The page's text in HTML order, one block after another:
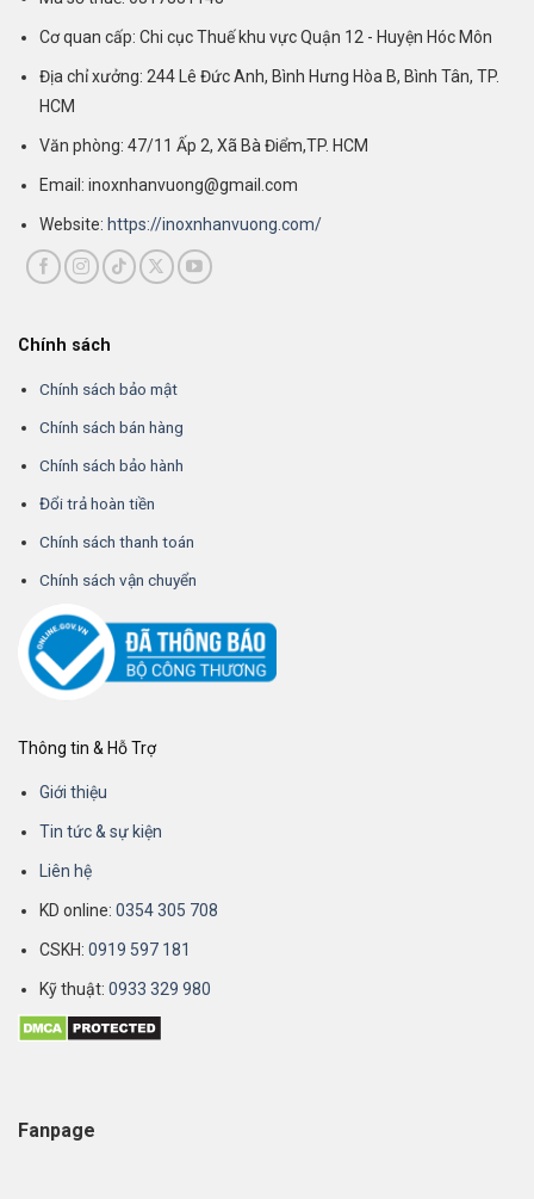
Cơ quan cấp: Chi cục Thuế khu vực Quận 12 - Huyện Hóc Môn
Địa chỉ xưởng: 244 Lê Đức Anh, Bình Hưng Hòa B, Bình Tân, TP.
HCM
Văn phòng: 47/11 Ấp 2, Xã Bà Điểm,TP. HCM
Email: inoxnhanvuong@gmail.com
Website: https://inoxnhanvuong.com/
Chính sách
Chính sách bảo mật
Chính sách bán hàng
Chính sách bảo hành
Đổi trả hoàn tiền
Chính sách thanh toán
Chính sách vận chuyển
Thông tin & Hỗ Trợ
Giới thiệu
Tin tức & sự kiện
Liên hệ
KD online:0354 305 708
CSKH: 0919 597 181
Kỹ thuật:0933 329 980
Fanpage